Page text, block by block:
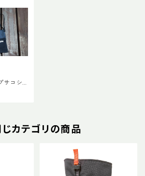
サコシ
ブラ
じカテゴリの商品